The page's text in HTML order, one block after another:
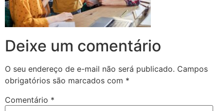
Deixe um comentário
O seu endereço de e-mail não será publicado. Campos
obrigatórios são marcados com *
Comentário *